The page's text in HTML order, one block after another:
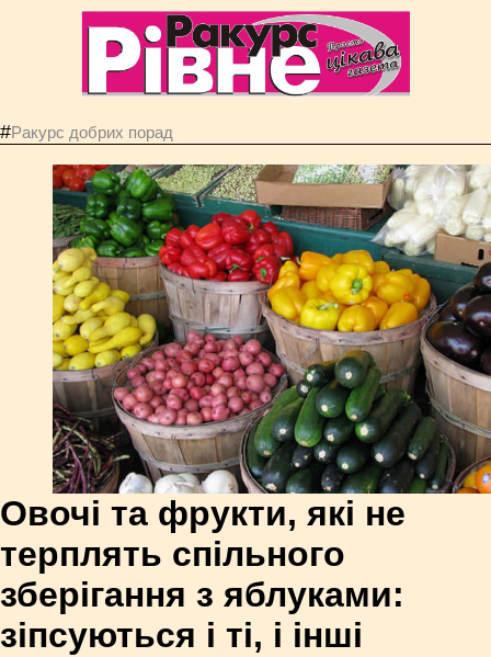
#Ракурс добрих порад
Овочі та фрукти, які не
терплять спільного
зберігання з яблуками:
зіпсуються і ті, і інші